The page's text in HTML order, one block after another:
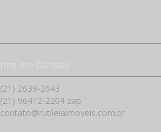
(21) 2639-2643
(21) 96412-2204 zap
contato@rutileiaimoveis.com.br